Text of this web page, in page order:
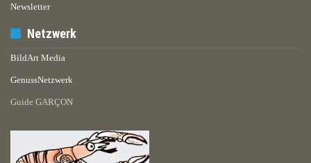
Newsletter
Netzwerk
BildArt Media
GenussNetzwerk
Guide GARÇON